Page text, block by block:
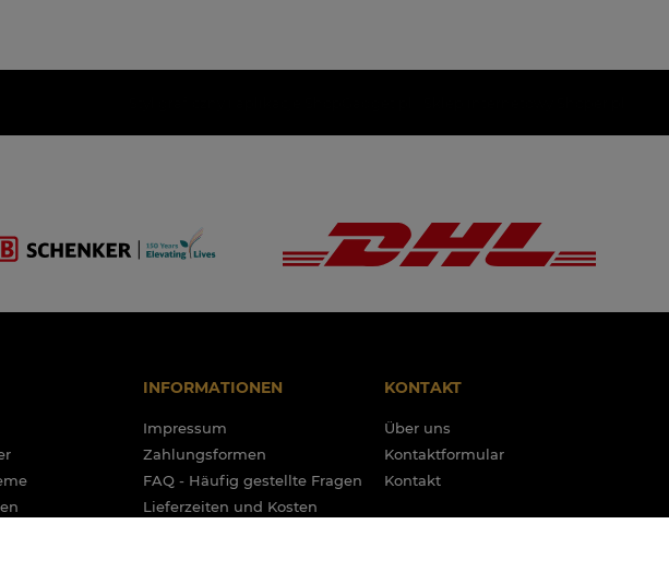
INFORMATIONEN
Impressum
Zahlungsformen
FAQ - Häufig gestellte Fragen
Lieferzeiten und Kosten
KONTAKT
Über uns
Kontaktformular
Kontakt